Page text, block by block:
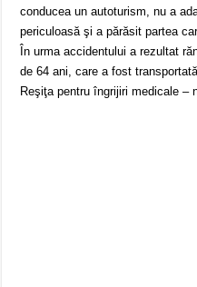
conducea un autoturism, nu a
periculoasă şi a părăsit partea
În urma accidentului a rezultat
de 64 ani, care a fost
Reşiţa pentru îngrijiri medicale –